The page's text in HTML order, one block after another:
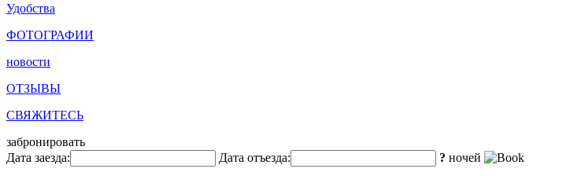
Удобства
ФОТОГРАФИИ
новости
ОТЗЫВЫ
СВЯЖИТЕСЬ
забронировать
Дата заезда:
Дата отъезда: ? ночей